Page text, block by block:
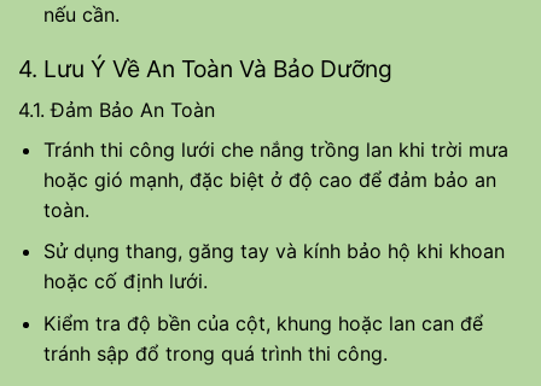
nếu cần.
4. Lưu Ý Về An Toàn Và Bảo Dưỡng
4.1. Đảm Bảo An Toàn
Tránh thi công lưới che nắng trồng lan khi trời mưa
hoặc gió mạnh, đặc biệt ở độ cao để đảm bảo an
toàn.
Sử dụng thang, găng tay và kính bảo hộ khi khoan
hoặc cố định lưới.
Kiểm tra độ bền của cột, khung hoặc lan can để
tránh sập đổ trong quá trình thi công.